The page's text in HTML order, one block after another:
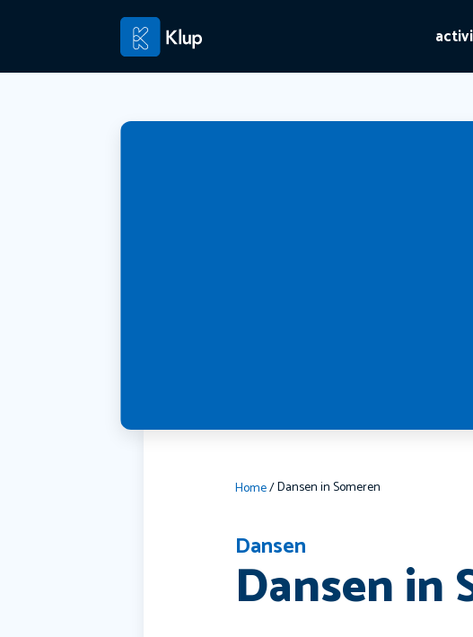
Home/Dansen in Someren
Dansen
Dansen in